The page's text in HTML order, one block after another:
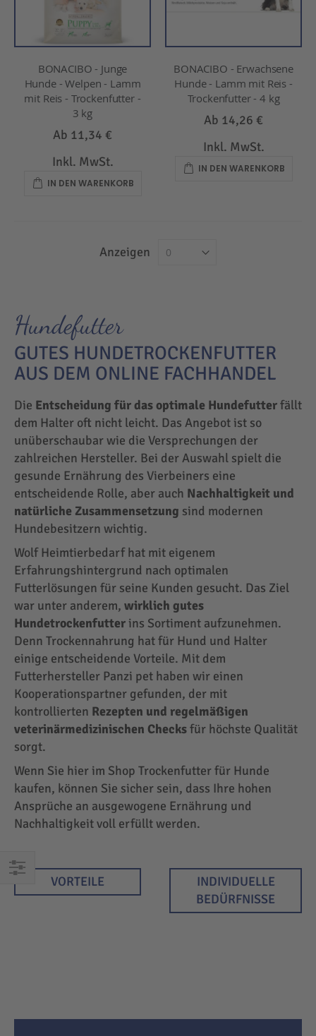
BONACIBO - Junge
Hunde - Welpen - Lamm
mit Reis - Trockenfutter -
3 kg
Ab 11,34 €
Inkl. MwSt.
IN DEN WARENKORB
BONACIBO - Erwachsene
Hunde - Lamm mit Reis -
Trockenfutter - 4 kg
Ab 14,26 €
Inkl. MwSt.
IN DEN WARENKORB
Anzeigen
EINKAUFEN
Hundefutter
GUTES HUNDETROCKENFUTTER
AUS DEM ONLINE FACHHANDEL
Die Entscheidung für das optimale Hundefutterfällt
dem Halter oft nicht leicht. Das Angebot ist so
unüberschaubar wie die Versprechungen der
zahlreichen Hersteller. Bei der Auswahl spielt die
gesunde Ernährung des Vierbeiners eine
entscheidende Rolle, aber auch Nachhaltigkeit und
natürliche Zusammensetzung sind modernen
Hundebesitzern wichtig.
Wolf Heimtierbedarf hat mit eigenem
Erfahrungshintergrund nach optimalen
Futterlösungen für seine Kunden gesucht. Das Ziel
war unter anderem, wirklich gutes
Hundetrockenfutter ins Sortiment aufzunehmen.
Denn Trockennahrung hat für Hund und Halter
einige entscheidende Vorteile. Mit dem
Futterhersteller Panzi pet haben wir einen
Kooperationspartner gefunden, der mit
kontrollierten Rezepten und regelmäßigen
veterinärmedizinischen Checksfür höchste Qualität
sorgt.
Wenn Sie hier im Shop Trockenfutter für Hunde
kaufen, können Sie sicher sein, dass Ihre hohen
Ansprüche an ausgewogene Ernährung und
Nachhaltigkeit voll erfüllt werden.
VORTEILE
INDIVIDUELLE
BEDÜRFNISSE